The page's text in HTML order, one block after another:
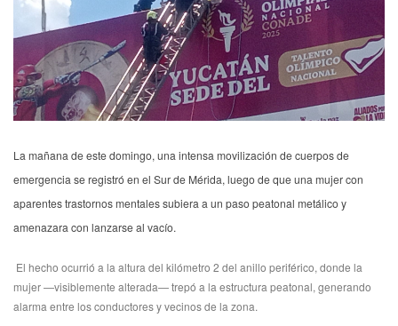
La mañana de este domingo, una intensa movilización de cuerpos de
emergencia se registró en el Sur de Mérida, luego de que una mujer con
aparentes trastornos mentales subiera a un paso peatonal metálico y
amenazara con lanzarse al vacío.
El hecho ocurrió a la altura del kilómetro 2 del anillo periférico, donde la
mujer —visiblemente alterada— trepó a la estructura peatonal, generando
alarma entre los conductores y vecinos de la zona.